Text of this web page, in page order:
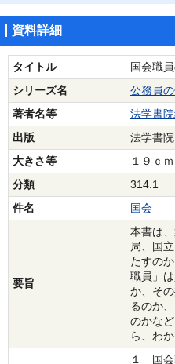
資料詳細
タイトル
国会職
シリーズ名
公務員
著者名等
法学書
出版
法学書
大きさ等
１９ｃ
分類
314.1
件名
国会
要旨
本書は
局、国
たすの
職員」
か、そ
るのか
のかな
ら、わ
１ 国会